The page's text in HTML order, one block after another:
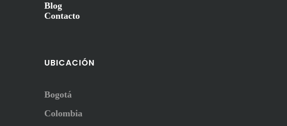
Blog
Contacto
UBICACIÓN
Bogotá
Colombia